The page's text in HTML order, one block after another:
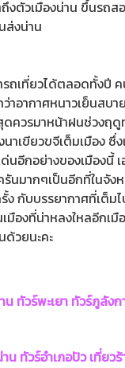
ถึงตัวเมืองน่าน ขึ้นรถ
ส่งน่าน
รถเที่ยวได้ตลอดทั้งปี
าอากาศหนาวเย็นสบ
ดควรมาหน้าฝนช่วงฤ
เขียวขจีเต็มเมือง ซึ่ง
นอีกอย่างของเมืองนี้
มากๆเป็นอีกที่ในจังห
กับบรรยากาศที่เต็ม
มืองที่น่าหลงใหลอีกเมื
ด้วยนะคะ
ทัวร์พะเยา ทัวร์ภูลังก
น ทัวร์อำเภอปัว เที่ยว